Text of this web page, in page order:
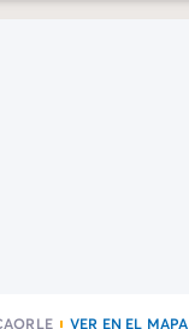
VER EN EL MAPA